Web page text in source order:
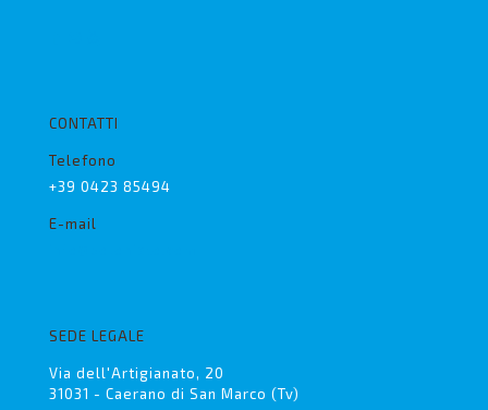
CONTATTI
Telefono
+39 0423 85494
E-mail
SEDE LEGALE
Via dell'Artigianato, 20
31031 - Caerano di San Marco (Tv)